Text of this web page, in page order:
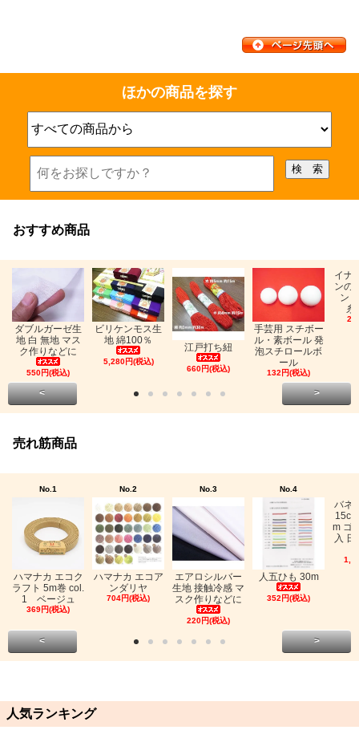
ほかの商品を探す
おすすめ商品
ダブルガーゼ生
地 白 無地 マス
ク作りなどに
550円(税込)
ビリケンモス生
地 綿100％
5,280円(税込)
江戸打ち紐
660円(税込)
手芸用 スチボー
ル・素ボール 発
泡スチロールボ
ール
132円(税込)
イナ
ンの
ン
糸
< >
売れ筋商品
No.1
ハマナカ エコク
ラフト 5m巻 col.
1 ベージュ
369円(税込)
No.2
ハマナカ エコア
ンダリヤ
704円(税込)
No.3
エアロシルバー
生地 接触冷感 マ
スク作りなどに
220円(税込)
No.4
人五ひも 30m
352円(税込)
バネ
m ゴ
入
< >
人気ランキング